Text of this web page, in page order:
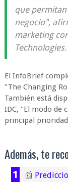
que
negocio",
marketing
Technologies.
El InfoBrief
"The Changing
También está
IDC, "El modo de
principal
Además, te
📰